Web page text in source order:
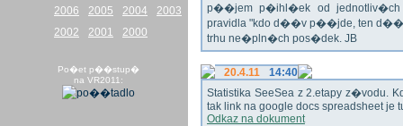
2006
2005 2004
2003
2002
2001 2000
Po�et p��stup�
na VR2011:
p��jem p�ihl�ek od
pravidla "kdo d��v p��jde, ten
trhu ne�pln�ch pos�dek. JB
20.4.11
14:40
Statistika SeeSea z 2.etapy z�vodu.
tak link na google docs spreadsheet je
Odkaz na dokument